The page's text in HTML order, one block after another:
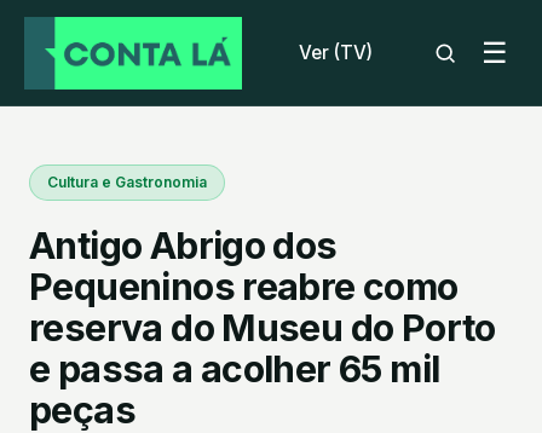
Ver (TV) ☰
Cultura e Gastronomia
Antigo Abrigo dos
Pequeninos reabre como
reserva do Museu do Porto
e passa a acolher 65 mil
peças